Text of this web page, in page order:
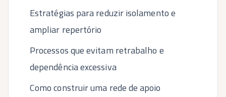
Estratégias para reduzir isolamento e
ampliar repertório
Processos que evitam retrabalho e
dependência excessiva
Como construir uma rede de apoio